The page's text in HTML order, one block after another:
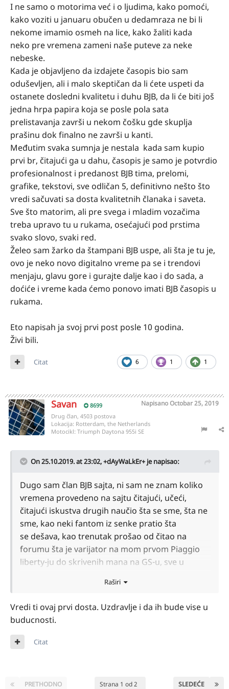
I ne samo o motorima već i o ljudima, kako pomoći,
kako voziti u januaru obučen u dedamraza ne bi li
nekome imamio osmeh na lice, kako žaliti kada
neko pre vremena zameni naše puteve za neke
nebeske.
Kada je objavljeno da izdajete časopis bio sam
oduševljen, ali i malo skeptičan da li ćete uspeti da
ostanete dosledni kvalitetu i duhu BJB, da li će biti još
jedna hrpa papira koja se posle pola sata
prelistavanja završi u nekom čošku gde skuplja
prašinu dok finalno ne završi u kanti.
Međutim svaka sumnja je nestala kada sam kupio
prvi br, čitajući ga u dahu, časopis je samo je potvrdio
profesionalnost i predanost BJB tima, prelomi,
grafike, tekstovi, sve odličan 5, definitivno nešto što
vredi sačuvati sa dosta kvalitetnih članaka i saveta.
Sve što matorim, ali pre svega i mladim vozačima
treba upravo tu u rukama, osećajući pod prstima
svako slovo, svaki red.
Želeo sam žarko da štampani BJB uspe, ali šta je tu je,
ovo je neko novo digitalno vreme pa se i trendovi
menjaju, glavu gore i gurajte dalje kao i do sada, a
doćiće i vreme kada ćemo ponovo imati BJB časopis u
rukama.
Eto napisah ja svoj prvi post posle 10 godina.
Živi bili.
6 1 1
Citat
Savan 8699 NapisanoOctobar 25, 2019
Drug član, 4503 postova
Lokacija: Rotterdam, the Netherlands
Motocikl: Triumph Daytona 955i SE
On 25.10.2019. at 23:02,+dAyWaLkEr+ je napisao:
Dugo sam član BJB sajta, ni sam ne znam koliko
vremena provedeno na sajtu čitajući, učeći,
čitajući iskustva drugih naučio šta se sme, šta ne
sme, kao neki fantom iz senke pratio šta
se dešava, kao trenutak prošao od čitao na
forumu šta je varijator na mom prvom Piaggio
liberty-ju do skrivenih mana na GS-u, sve u
svojim ljubimcima iz iskustva starijih bajkera.
pomoći, kako voziti u januaru obučen u
dedamraza ne bi li nekome imamio osmeh na
lice, kako žaliti kada neko pre vremena zameni
naše puteve za neke nebeske.
Raširi
Vredi ti ovaj prvi dosta. Uzdravlje i da ih bude vise u
buducnosti.
Citat
PRETHODNO SLEDEĆE
Strana 1 od 2